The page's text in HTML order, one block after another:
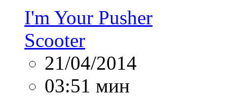
I'm Your Pusher
Scooter
21/04/2014
03:51 мин